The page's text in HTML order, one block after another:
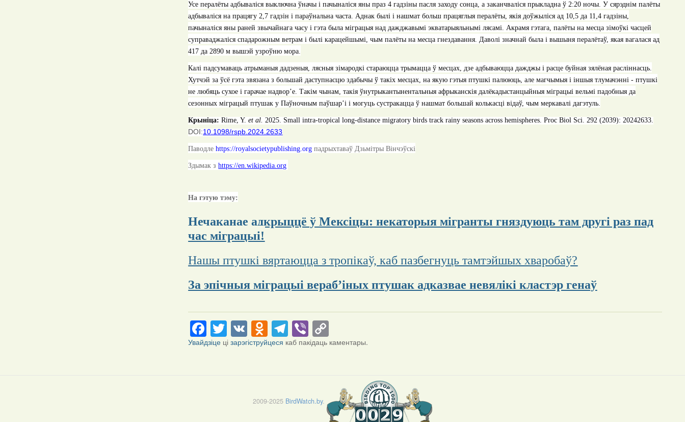
Усе пералёты адбываліся выключна ўначы і пачыналіся яны праз 4 гадзіны пасля заходу сонца, а заканчваліся прыкладна ў 2:20 ночы. У сярэднім палёты
адбываліся на працягу 2,7 гадзін і параўнальна часта. Аднак былі і нашмат больш працяглыя пералёты, якія доўжыліся ад 10,5 да 11,4 гадзіны,
пачыналіся яны раней звычайнага часу і гэта была міграцыя над дажджавымі экватарыяльнымі лясамі. Акрамя гэтага, палёты на месца зімоўкі часцей
суправаджаліся спадарожным ветрам і былі карацейшымі, чым палёты на месца гнездавання. Даволі значнай была і вышыня пералётаў, якая вагалася ад
417 да 2890 м вышэй узроўню мора.
Калі падсумаваць атрыманыя дадзеныя, лясныя зімародкі стараюцца трымацца ў месцах, дзе адбываюцца дажджы і расце буйная зялёная расліннасць.
Хутчэй за ўсё гэта звязана з большай даступнасцю здабычы ў такіх месцах, на якую гэтыя птушкі палююць, але магчымыя і іншыя тлумачэнні - птушкі
не любяць сухое і гарачае надвор’е. Такім чынам, такія ўнутрыкантынентальныя афрыканскія далёкадыстанцыйныя міграцыі вельмі падобныя да
сезонных міграцый птушак у Паўночным паўшар’і і могуць сустракацца ў нашмат большай колькасці відаў, чым меркавалі дагэтуль.
Крыніца: Rime, Y.et al. 2025. Small intra-tropical long-distance migratory birds track rainy seasons across hemispheres. Proc Biol Sci. 292 (2039): 20242633.
DOI:10.1098/rspb.2024.2633
Паводлеhttps://royalsocietypublishing.org падрыхтаваў Дзьмітры Вінчэўскі
Здымак зhttps://en.wikipedia.org
На гэтую тэму:
Нечаканае адкрыццё ў Мексіцы: некаторыя мігранты гняздуюць там другі раз пад
час міграцыі!
Нашы птушкі вяртаюцца з тропікаў, каб пазбегнуць тамтэйшых хваробаў?
За эпічныя міграцыі вераб’іных птушак адказвае невялікі кластэр генаў
Facebook
Twitter
VKOdnoklassniki
Telegram
Viber
Link
Увайдзіце цізарэгіструйцеся каб пакідаць каментары.
2009-2025 BirdWatch.by.